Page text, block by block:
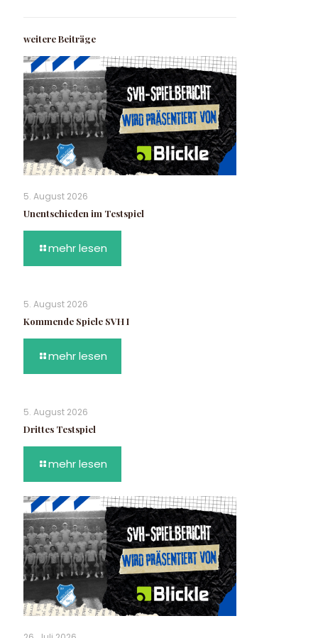
weitere Beiträge
5. August 2026
Unentschieden im Testspiel
mehr lesen
5. August 2026
Kommende Spiele SVH I
mehr lesen
5. August 2026
Drittes Testspiel
mehr lesen